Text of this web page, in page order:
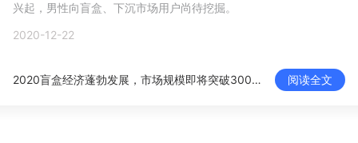
兴起，男性向盲盒、下沉市场用户尚待挖掘。
2020-12-22
2020盲盒经济蓬勃发展，市场规模即将突破300亿 阅读全文